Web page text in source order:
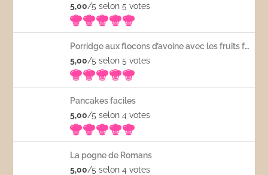
5,00/5 selon 5votes
Porridge aux flocons d’avoine avec les fruits frais
5,00/5 selon 5votes
Pancakes faciles
5,00/5 selon 4votes
La pogne de Romans
5,00/5 selon 4votes